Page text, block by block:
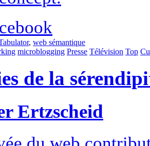
, web sémantique
microblogging Presse Télévision Top
de la
Ertzscheid